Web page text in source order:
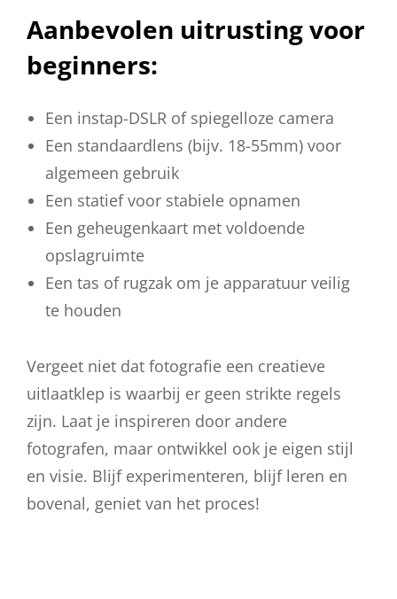
Aanbevolen uitrusting voor
beginners:
Een instap-DSLR of spiegelloze camera
Een standaardlens (bijv. 18-55mm) voor
algemeen gebruik
Een statief voor stabiele opnamen
Een geheugenkaart met voldoende
opslagruimte
Een tas of rugzak om je apparatuur veilig
te houden
Vergeet niet dat fotografie een creatieve
uitlaatklep is waarbij er geen strikte regels
zijn. Laat je inspireren door andere
fotografen, maar ontwikkel ook je eigen stijl
en visie. Blijf experimenteren, blijf leren en
bovenal, geniet van het proces!